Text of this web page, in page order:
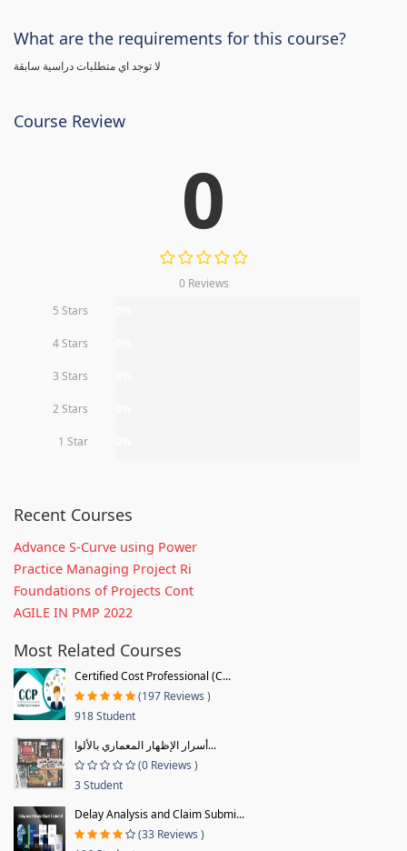
What are the requirements for this course?
لا توجد اي متطلبات دراسية سابقة
Course Review
0
0 Reviews
5 Stars
4 Stars
3 Stars
2 Stars
1 Star
Recent Courses
Advance S-Curve using Power
Practice Managing Project Ri
Foundations of Projects Cont
AGILE IN PMP 2022
Most Related Courses
Certified Cost Professional (C...
(197 Reviews )
918 Student
أسرار الإظهار المعماري بالألوا...
(0 Reviews )
3 Student
Delay Analysis and Claim Submi...
(33 Reviews )